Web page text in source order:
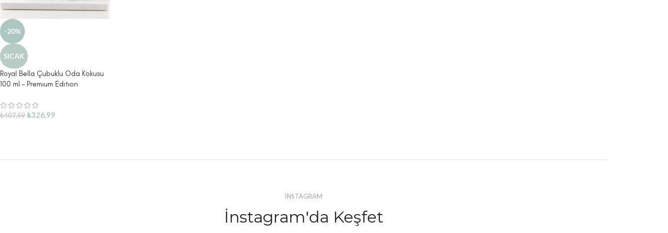
-20%
SICAK
Royal Bella Çubuklu Oda Kokusu
100 ml – Premıum Edıtıon
₺407,99₺326,99
İNSTAGRAM
İnstagram'da Keşfet